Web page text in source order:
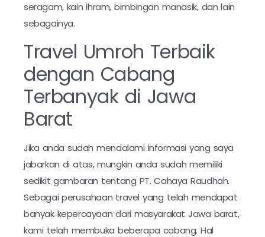
seragam, kain ihram, bimbingan manasik, dan lain
sebagainya.
Travel Umroh Terbaik
dengan Cabang
Terbanyak di Jawa
Barat
Jika anda sudah mendalami informasi yang saya
jabarkan di atas, mungkin anda sudah memiliki
sedikit gambaran tentang PT. Cahaya Raudhah.
Sebagai perusahaan travel yang telah mendapat
banyak kepercayaan dari masyarakat Jawa barat,
kami telah membuka beberapa cabang. Hal